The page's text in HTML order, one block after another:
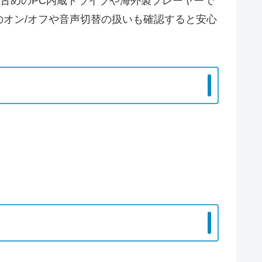
ン/オフや音声切替の扱いも確認すると安心